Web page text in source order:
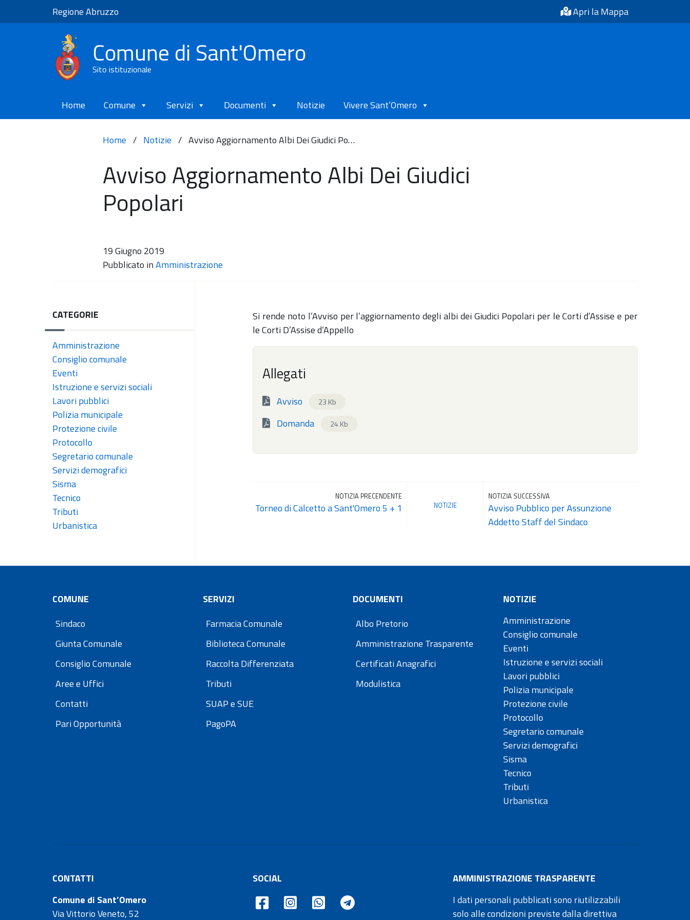
Regione Abruzzo Apri la Mappa
Comune di Sant'Omero
Sito istituzionale
Home Comune Servizi Documenti Notizie Vivere Sant’Omero
Home / Notizie / Avviso Aggiornamento Albi Dei Giudici Po…
Avviso Aggiornamento Albi Dei Giudici
Popolari
19 Giugno 2019
Pubblicato inAmministrazione
Si rende noto l’Avviso per l’aggiornamento degli albi dei Giudici Popolari per le Corti d’Assise e per
le Corti D’Assise d’Appello
Allegati
Avviso 23 Kb
Domanda 24 Kb
NOTIZIA PRECENDENTE
Torneo di Calcetto a Sant'Omero 5 + 1 NOTIZIE
NOTIZIA SUCCESSIVA
Avviso Pubblico per Assunzione
Addetto Staff del Sindaco
CATEGORIE
Amministrazione
Consiglio comunale
Eventi
Istruzione e servizi sociali
Lavori pubblici
Polizia municipale
Protezione civile
Protocollo
Segretario comunale
Servizi demografici
Sisma
Tecnico
Tributi
Urbanistica
COMUNE
Sindaco
Giunta Comunale
Consiglio Comunale
Aree e Uffici
Contatti
Pari Opportunità
SERVIZI
Farmacia Comunale
Biblioteca Comunale
Raccolta Differenziata
Tributi
SUAP e SUE
PagoPA
DOCUMENTI
Albo Pretorio
Amministrazione Trasparente
Certificati Anagrafici
Modulistica
NOTIZIE
Amministrazione
Consiglio comunale
Eventi
Istruzione e servizi sociali
Lavori pubblici
Polizia municipale
Protezione civile
Protocollo
Segretario comunale
Servizi demografici
Sisma
Tecnico
Tributi
Urbanistica
CONTATTI
Comune di Sant’Omero
Via Vittorio Veneto, 52
SOCIAL
AMMINISTRAZIONE TRASPARENTE
I dati personali pubblicati sono riutilizzabili
solo alle condizioni previste dalla direttiva